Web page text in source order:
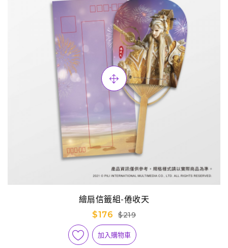
繪扇信籤組-倦收天
$176
$219
加入購物車